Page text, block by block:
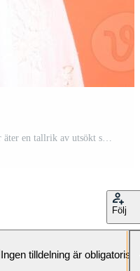
Följ
Ingen tilldelning är obligatorisk